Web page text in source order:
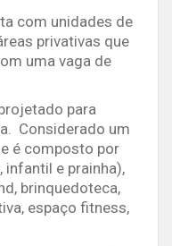
com unidades de
privativas que
uma vaga de
para
Considerado um
é composto por
e prainha),
brinquedoteca,
espaço fitness,